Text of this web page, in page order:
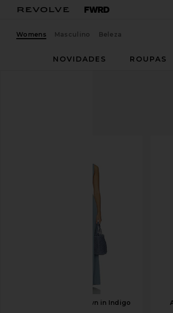
Womens Masculino Beleza
NOVIDADES
ROUPAS
SRG Caroline Gown in Indigo